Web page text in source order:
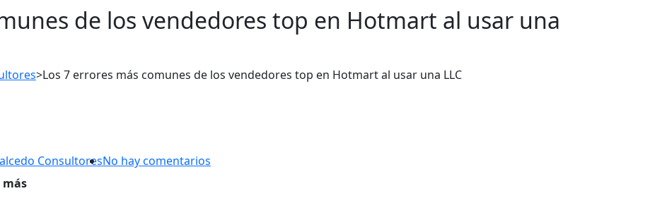
de los vendedores top en Hotmart al usar una
>Los 7 errores más comunes de los vendedores top en Hotmart al usar una LLC
ConsultoresNo hay comentarios